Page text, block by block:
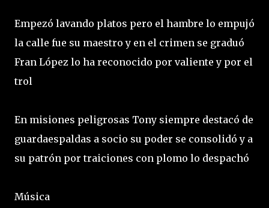
Empezó lavando platos pero el hambre lo empujó
la calle fue su maestro y en el crimen se graduó
Fran López lo ha reconocido por valiente y por el
trol
En misiones peligrosas Tony siempre destacó de
guardaespaldas a socio su poder se consolidó y a
su patrón por traiciones con plomo lo despachó
Música